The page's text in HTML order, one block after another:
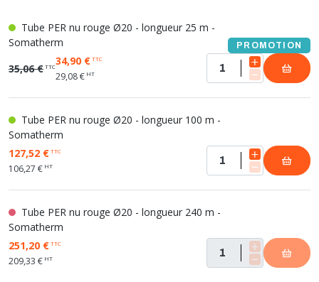
Tube PER nu rouge Ø20 - longueur 25 m -
Somatherm
PROMOTION
35,06 €TTC34,90 €TTC
29,08 € HT
Tube PER nu rouge Ø20 - longueur 100 m -
Somatherm
127,52 €TTC
106,27 € HT
Tube PER nu rouge Ø20 - longueur 240 m -
Somatherm
251,20 €TTC
209,33 € HT